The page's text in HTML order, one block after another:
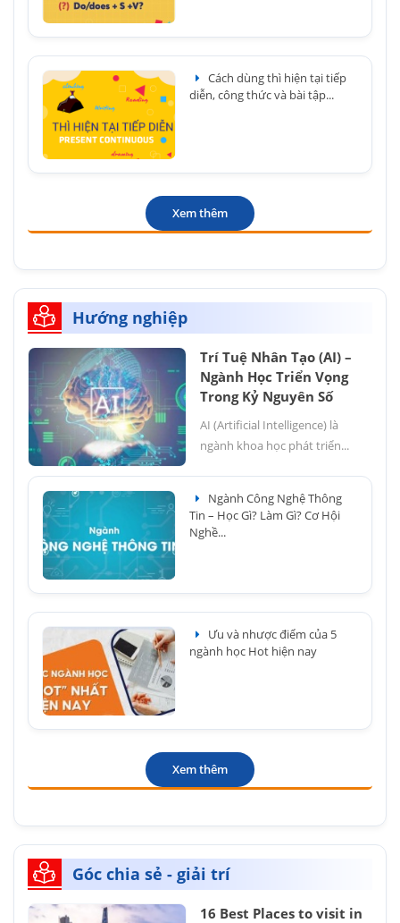
Cách dùng thì hiện tại tiếp
diễn, công thức và bài tập...
Xem thêm
Hướng nghiệp
Trí Tuệ Nhân Tạo (AI) –
Ngành Học Triển Vọng
Trong Kỷ Nguyên Số
AI (Artificial Intelligence) là
ngành khoa học phát triển...
Ngành Công Nghệ Thông
Tin – Học Gì? Làm Gì? Cơ Hội
Nghề...
Ưu và nhược điểm của 5
ngành học Hot hiện nay
Xem thêm
Góc chia sẻ - giải trí
16 Best Places to visit in